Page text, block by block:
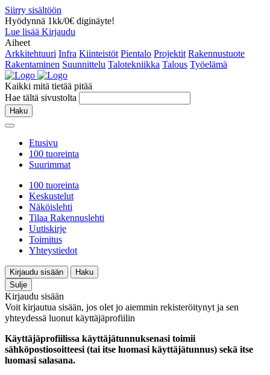
Siirry sisältöön
Hyödynnä 1kk/0€ diginäyte!
Lue lisää Kirjaudu
Aiheet
Arkkitehtuuri Infra Kiinteistöt Pientalo Projektit Rakennustuote
Rakentaminen Suunnittelu Talotekniikka Talous Työelämä
Kaikki mitä tietää pitää
Hae tältä sivustolta
Haku
Etusivu
100 tuoreinta
Suurimmat
100 tuoreinta
Keskustelut
Näköislehti
Tilaa Rakennuslehti
Uutiskirje
Toimitus
Yhteystiedot
Kirjaudu sisään
Haku
Sulje
Kirjaudu sisään
Voit kirjautua sisään, jos olet jo aiemmin rekisteröitynyt ja sen
yhteydessä luonut käyttäjäprofiilin
Käyttäjäprofiilissa käyttäjätunnuksenasi toimii
sähköpostiosoitteesi (tai itse luomasi käyttäjätunnus) sekä itse
luomasi salasana.